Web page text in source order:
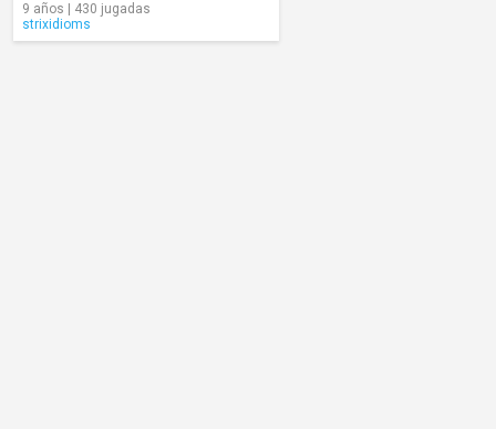
9 años | 430 jugadas
strixidioms